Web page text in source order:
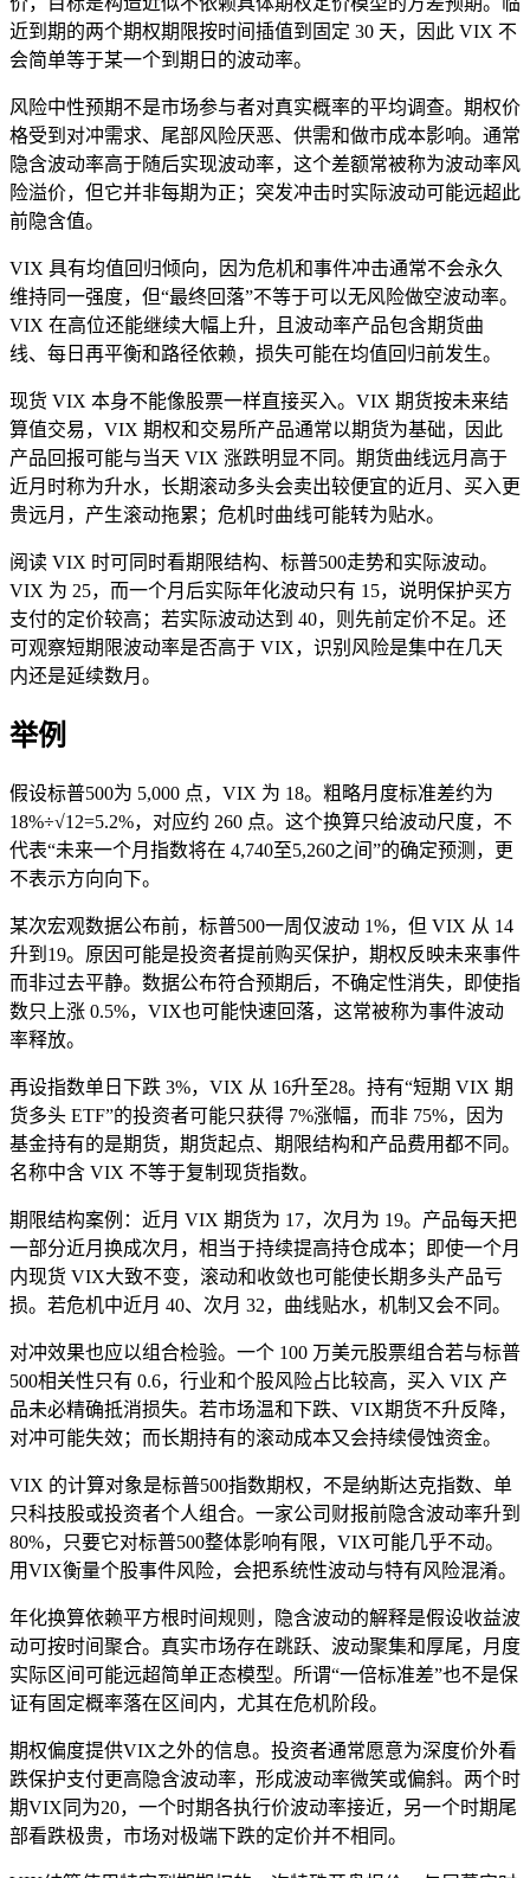
近到期的两个期权期限按时间插值到固定 30 天，因此 VIX 不
会简单等于某一个到期日的波动率。
风险中性预期不是市场参与者对真实概率的平均调查。期权价
格受到对冲需求、尾部风险厌恶、供需和做市成本影响。通常
隐含波动率高于随后实现波动率，这个差额常被称为波动率风
险溢价，但它并非每期为正；突发冲击时实际波动可能远超此
前隐含值。
VIX 具有均值回归倾向，因为危机和事件冲击通常不会永久
维持同一强度，但“最终回落”不等于可以无风险做空波动率。
VIX 在高位还能继续大幅上升，且波动率产品包含期货曲
线、每日再平衡和路径依赖，损失可能在均值回归前发生。
现货 VIX 本身不能像股票一样直接买入。VIX 期货按未来结
算值交易，VIX 期权和交易所产品通常以期货为基础，因此
产品回报可能与当天 VIX 涨跌明显不同。期货曲线远月高于
近月时称为升水，长期滚动多头会卖出较便宜的近月、买入更
贵远月，产生滚动拖累；危机时曲线可能转为贴水。
阅读 VIX 时可同时看期限结构、标普500走势和实际波动。
VIX 为 25，而一个月后实际年化波动只有 15，说明保护买方
支付的定价较高；若实际波动达到 40，则先前定价不足。还
可观察短期限波动率是否高于 VIX，识别风险是集中在几天
内还是延续数月。
举例
假设标普500为 5,000 点，VIX 为 18。粗略月度标准差约为
18%÷√12=5.2%，对应约 260 点。这个换算只给波动尺度，不
代表“未来一个月指数将在 4,740至5,260之间”的确定预测，更
不表示方向向下。
某次宏观数据公布前，标普500一周仅波动 1%，但 VIX 从 14
升到19。原因可能是投资者提前购买保护，期权反映未来事件
而非过去平静。数据公布符合预期后，不确定性消失，即使指
数只上涨 0.5%，VIX也可能快速回落，这常被称为事件波动
率释放。
再设指数单日下跌 3%，VIX 从 16升至28。持有“短期 VIX 期
货多头 ETF”的投资者可能只获得 7%涨幅，而非 75%，因为
基金持有的是期货，期货起点、期限结构和产品费用都不同。
名称中含 VIX 不等于复制现货指数。
期限结构案例：近月 VIX 期货为 17，次月为 19。产品每天把
一部分近月换成次月，相当于持续提高持仓成本；即使一个月
内现货 VIX大致不变，滚动和收敛也可能使长期多头产品亏
损。若危机中近月 40、次月 32，曲线贴水，机制又会不同。
对冲效果也应以组合检验。一个 100 万美元股票组合若与标普
500相关性只有 0.6，行业和个股风险占比较高，买入 VIX 产
品未必精确抵消损失。若市场温和下跌、VIX期货不升反降，
对冲可能失效；而长期持有的滚动成本又会持续侵蚀资金。
VIX 的计算对象是标普500指数期权，不是纳斯达克指数、单
只科技股或投资者个人组合。一家公司财报前隐含波动率升到
80%，只要它对标普500整体影响有限，VIX可能几乎不动。
用VIX衡量个股事件风险，会把系统性波动与特有风险混淆。
年化换算依赖平方根时间规则，隐含波动的解释是假设收益波
动可按时间聚合。真实市场存在跳跃、波动聚集和厚尾，月度
实际区间可能远超简单正态模型。所谓“一倍标准差”也不是保
证有固定概率落在区间内，尤其在危机阶段。
期权偏度提供VIX之外的信息。投资者通常愿意为深度价外看
跌保护支付更高隐含波动率，形成波动率微笑或偏斜。两个时
期VIX同为20，一个时期各执行价波动率接近，另一个时期尾
部看跌极贵，市场对极端下跌的定价并不相同。